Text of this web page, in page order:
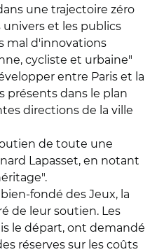
une trajectoire zéro
et les publics
mal d'innovations
cycliste et urbaine"
entre Paris et la
présents dans le plan
directions de la ville
de toute une
Lapasset, en notant
fondé des Jeux, la
de leur soutien. Les
le départ, ont demandé
réserves sur les coûts